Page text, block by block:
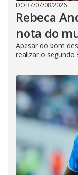
DO R7/07/08/2026
Rebeca
nota do
Apesar do bom
realizar o segundo